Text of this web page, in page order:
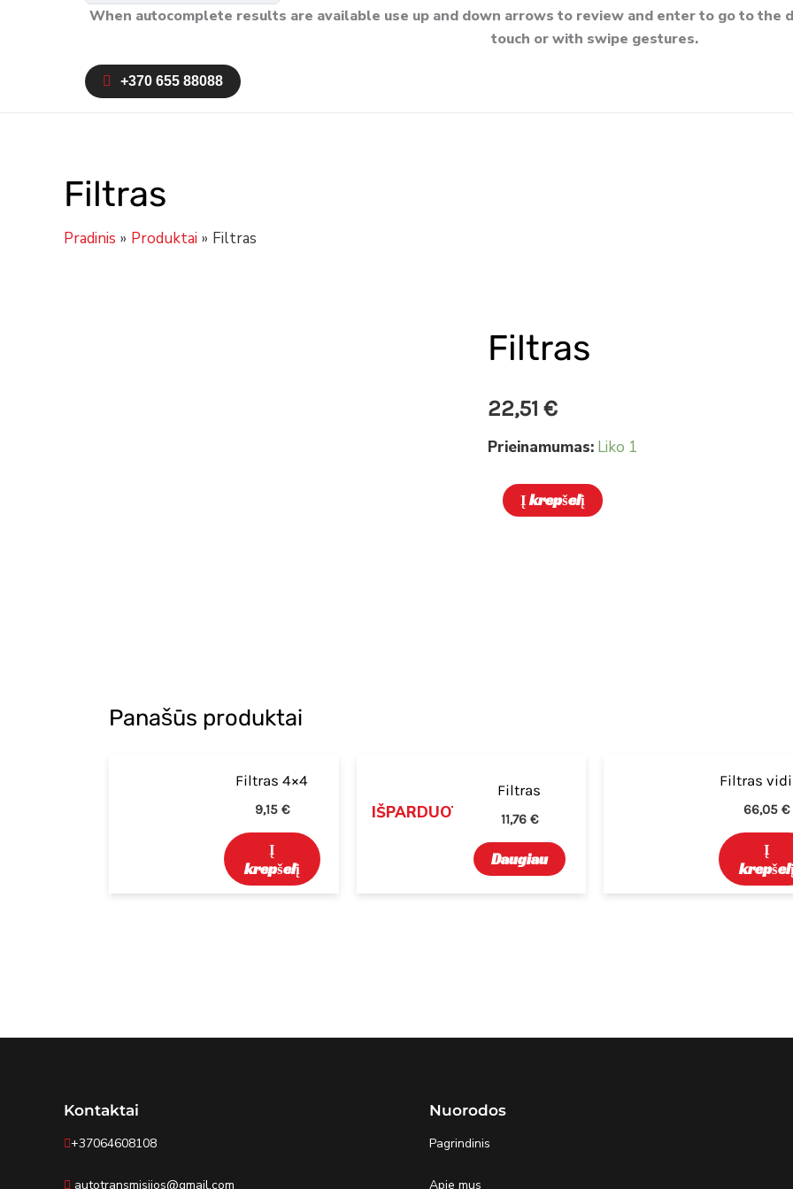
When autocomplete results are available use up and down arrows to review and enter to go to the
touch or with swipe gestures.
+370 655 88088
Filtras
Pradinis Produktai Filtras
Filtras
22,51€
Prieinamumas: Liko 1
produkto
Filtras
Į krepšelį
Panašūs produktai
Filtras 4×4
9,15 €
Į
krepšelį
IŠPARDUOTA
Filtras
11,76 €
Daugiau
Filtras
66,05€
Į
Kontaktai
+37064608108
autotransmisijos@gmail.com
Nuorodos
Pagrindinis
Apie mus